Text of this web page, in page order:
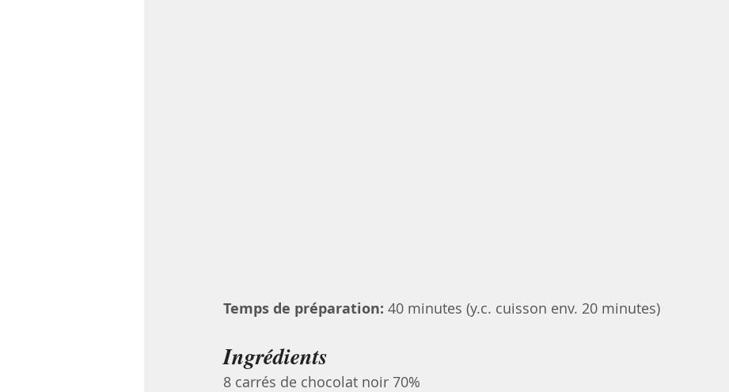
Temps de préparation: 40 minutes (y.c. cuisson env. 20 minutes)
Ingrédients
8 carrés de chocolat noir 70%